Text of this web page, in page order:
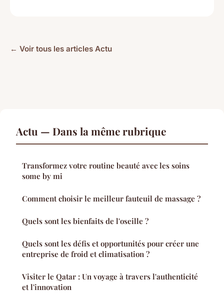
← Voir tous les articles Actu
Actu — Dans la même rubrique
Transformez votre routine beauté avec les soins
some by mi
Comment choisir le meilleur fauteuil de massage ?
Quels sont les bienfaits de l'oseille ?
Quels sont les défis et opportunités pour créer une
entreprise de froid et climatisation ?
Visiter le Qatar : Un voyage à travers l'authenticité
et l'innovation